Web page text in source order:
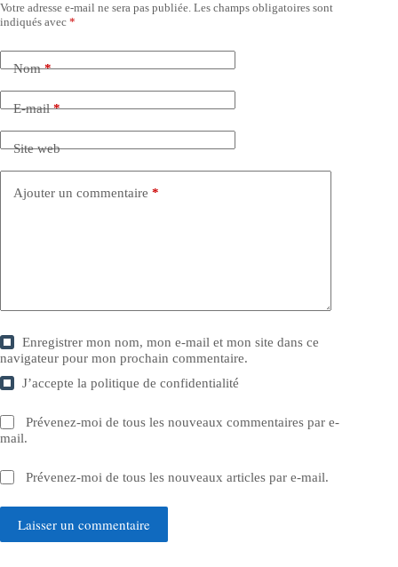
Votre adresse e-mail ne sera pas publiée. Les champs obligatoires sont
indiqués avec *
Nom*
E-mail*
Site web
Ajouter un commentaire *
Enregistrer mon nom, mon e-mail et mon site dans ce
navigateur pour mon prochain commentaire.
J’accepte lapolitique de confidentialité
Prévenez-moi de tous les nouveaux commentaires par e-
mail.
Prévenez-moi de tous les nouveaux articles par e-mail.
Laisser un commentaire